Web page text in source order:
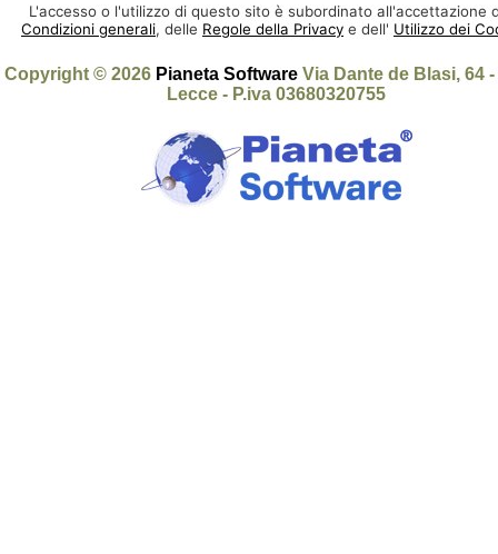
L'accesso o l'utilizzo di questo sito è subordinato all'accettazione
Condizioni generali, delle Regole della Privacy e dell' Utilizzo dei
Copyright © 2026 Pianeta SoftwareVia Dante de Blasi, 64 -
Lecce - P.iva 03680320755